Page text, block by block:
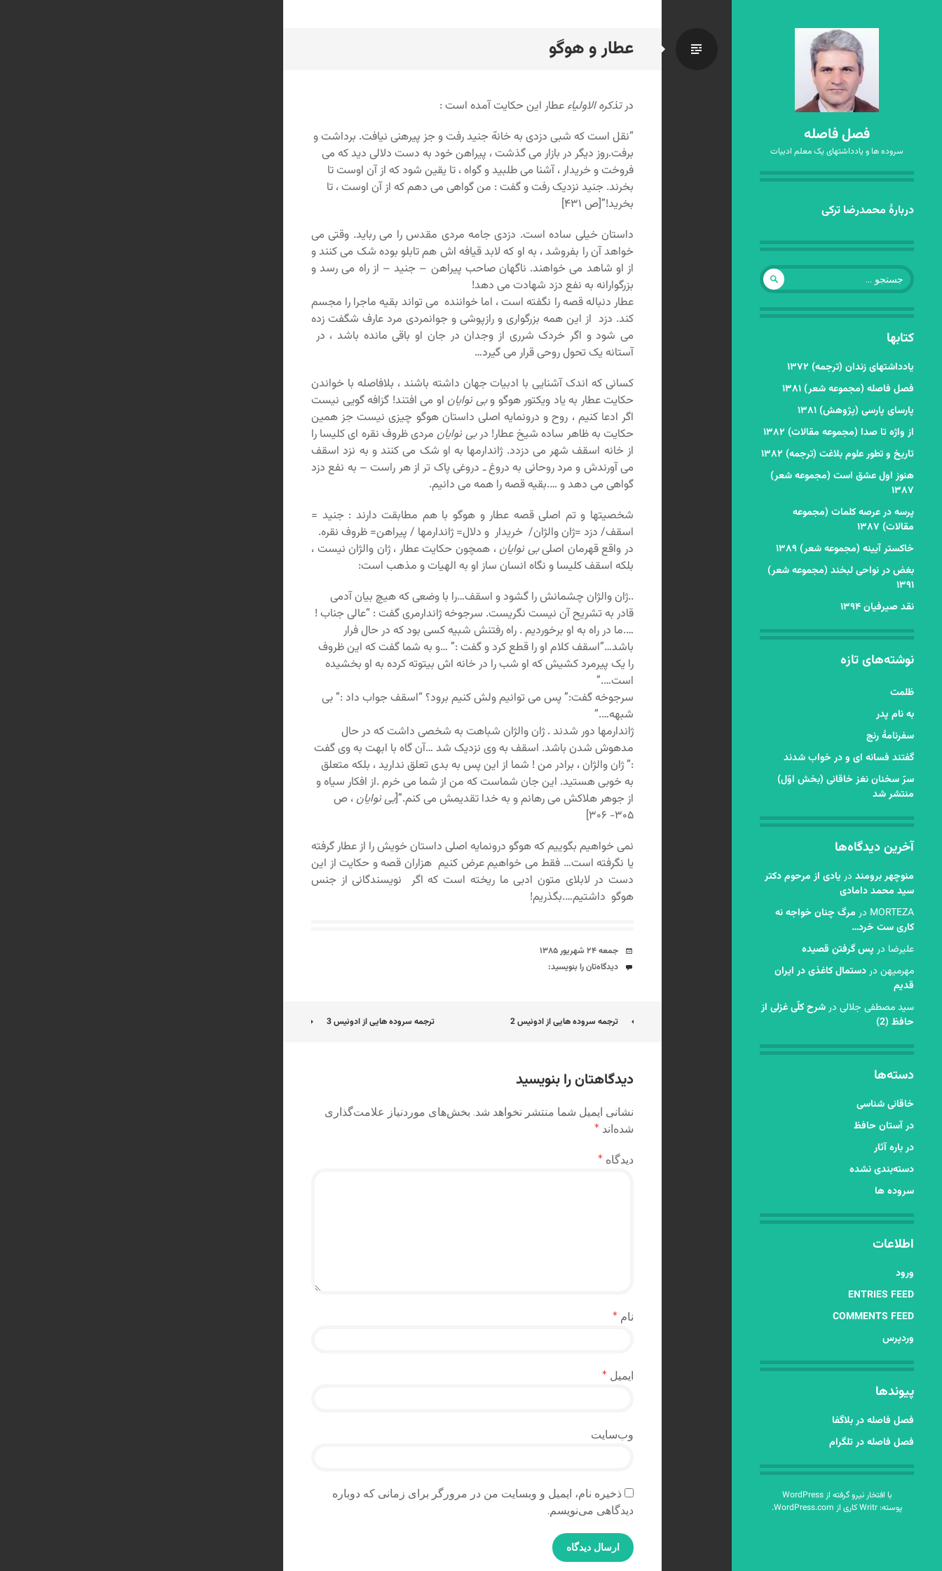
فصل فاصله
سروده ها و یادداشتهای یک معلم ادبیات
رفتن
نوشته‌ها
دربارهٔ محمدرضا ترکی
جستجو
برای:
کتابها
یادداشتهای زندان (ترجمه) ۱۳۷۲
فصل فاصله (مجموعه شعر) ۱۳۸۱
پارسای پارسی (پژوهش) ۱۳۸۱
از واژه تا صدا (مجموعه مقالات) ۱۳۸۲
تاریخ و تطور علوم بلاغت (ترجمه) ۱۳۸۲
هنوز اول عشق است (مجموعه شعر)
۱۳۸۷
پرسه در عرصه کلمات (مجموعه
مقالات) ۱۳۸۷
خاکستر آیینه (مجموعه شعر) ۱۳۸۹
بغض در نواحی لبخند (مجموعه شعر)
۱۳۹۱
نقد صیرفیان ۱۳۹۴
نوشته‌های تازه
ظلمت
به نام پدر
سفرنامۀ رنج
گفتند فسانه ای و در خواب شدند
سرّ سخنان نغز خاقانی (بخش اوّل)
منتشر شد
آخرین دیدگاه‌ها
منوچهر برومند در یادی از مرحوم دکتر
سید محمد دامادی
MORTEZA در مرگ چنان خواجه نه
کاری ست خرد…
عليرضا در پس گرفتن قصیده
مهرمیهن دردستمال کاغذی در ایران
قدیم
سید مصطفی جلالی درشرح کلّی غزلی از
حافظ (2)
دسته‌ها
خاقانی شناسی
در آستان حافظ
در باره آثار
دسته‌بندی نشده
سروده ها
اطلاعات
ورود
ENTRIES FEED
COMMENTS FEED
وردپرس
پیوندها
فصل فاصله در بلاگفا
فصل فاصله در تلگرام
با افتخار نیرو گرفته از WordPress
پوسته: Writr کاری از
WordPress.com
.
عطار و هوگواستاندارد
درتذکره الاولیاء عطار این حکایت آمده است :
“نقل است که شبی دزدی به خانهّ جنید رفت و جز پیرهنی نیافت. برداشت و
برفت.روز دیگر در بازار می گذشت ، پیراهن خود به دست دلالی دید که می
فروخت و خریدار ، آشنا می طلبید و گواه ، تا یقین شود که از آن اوست تا
بخرند. جنید نزدیک رفت و گفت : من گواهی می دهم که از آن اوست ، تا
بخرید!”[ص ۴۳۱]
داستان خیلی ساده است. دزدی جامه مردی مقدس را می رباید. وقتی می
خواهد آن را بفروشد ، به او که لابد قیافه اش هم تابلو بوده شک می کنند و
از او شاهد می خواهند. ناگهان صاحب پیراهن – جنید – از راه می رسد و
بزرگوارانه به نفع دزد شهادت می دهد!
عطار دنباله قصه را نگفته است ، اما خواننده می تواند بقیه ماجرا را مجسم
کند. دزد از این همه بزرگواری و رازپوشی و جوانمردی مرد عارف شگفت زده
می شود و اگر خردک شرری از وجدان در جان او باقی مانده باشد ، در
آستانه یک تحول روحی قرار می گیرد…
کسانی که اندک آشنایی با ادبیات جهان داشته باشند ، بلافاصله با خواندن
حکایت عطار به یاد ویکتور هوگو وبی نوایان او می افتند! گزافه گویی نیست
اگر ادعا کنیم ، روح و درونمایه اصلی داستان هوگو چیزی نیست جز همین
حکایت به ظاهر ساده شیخ عطار! دربی نوایان مردی ظروف نقره ای کلیسا را
از خانه اسقف شهر می دزدد. ژاندارمها به او شک می کنند و به نزد اسقف
می آورندش و مرد روحانی به دروغ ـ دروغی پاک تر از هر راست – به نفع دزد
گواهی می دهد و ….بقیه قصه را همه می دانیم.
شخصیتها و تم اصلی قصه عطار و هوگو با هم مطابقت دارند : جنید =
اسقف/ دزد =ژان والژان/ خریدار و دلال= ژاندارمها / پیراهن= ظروف نقره.
در واقع قهرمان اصلیبی نوایان ، همچون حکایت عطار ، ژان والژان نیست ،
بلکه اسقف کلیسا و نگاه انسان ساز او به الهیات و مذهب است:
..ژان والژان چشمانش را گشود و اسقف…را با وضعی که هیچ بیان آدمی
قادر به تشریح آن نیست نگریست. سرجوخه ژاندارمری گفت : “عالی جناب !
….ما در راه به او برخوردیم . راه رفتنش شبیه کسی بود که در حال فرار
باشد…”اسقف کلام او را قطع کرد و گفت :” …و به شما گفت که این ظروف
را یک پیرمرد کشیش که او شب را در خانه اش بیتوته کرده به او بخشیده
است….”
سرجوخه گفت:” پس می توانیم ولش کنیم برود؟ “اسقف جواب داد :” بی
شبهه….”
ژاندارمها دور شدند . ژان والژان شباهت به شخصی داشت که در حال
مدهوش شدن باشد. اسقف به وی نزدیک شد …آن گاه با ابهت به وی گفت
:” ژان والژان ، برادر من ! شما از این پس به بدی تعلق ندارید ، بلکه متعلق
به خوبی هستید. این جان شماست که من از شما می خرم .از افکار سیاه و
از جوهر هلاکش می رهانم و به خدا تقدیمش می کنم.”[بی نوایان ، ص
۳۰۵- ۳۰۶]
نمی خواهیم بگوییم که هوگو درونمایه اصلی داستان خویش را از عطار گرفته
یا نگرفته است… فقط می خواهیم عرض کنیم هزاران قصه و حکایت از این
دست در لابلای متون ادبی ما ریخته است که اگر نویسندگانی از جنس
هوگو داشتیم….بگذریم!
تاریخ
جمعه ۲۴ شهریور ۱۳۸۵
دیدگاه‌ها
دیدگاه‌تان را بنویسید:
ناوبری
ترجمه سروده هایی از ادونیس 2 ترجمه سروده هایی از ادونیس 3
دیدگاهتان را بنویسید
نشانی ایمیل شما منتشر نخواهد شد. بخش‌های موردنیاز علامت‌گذاری
شده‌اند *
دیدگاه *
نام *
ایمیل *
وب‌سایت
ذخیره نام، ایمیل و وبسایت من در مرورگر برای زمانی که دوباره
دیدگاهی می‌نویسم.